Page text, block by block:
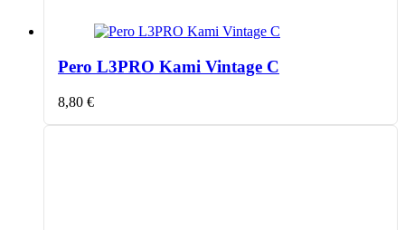
Pero L3PRO Kami Vintage C
8,80 €